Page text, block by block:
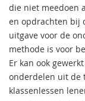
die niet meedoen
en opdrachten bij
uitgave voor de
methode is voor
Er kan ook
onderdelen uit de
klassenlessen